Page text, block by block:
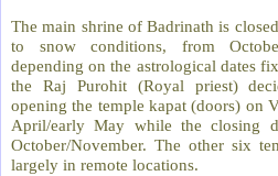
The main shrine of Badrinath is
to snow conditions, from
depending on the astrological dates
the Raj Purohit (Royal priest)
opening the temple kapat (doors) on
April/early May while the closing
October/November. The other six
largely in remote locations.